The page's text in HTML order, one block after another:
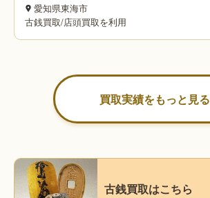
愛知県東海市
古銭買取/店頭買取を利用
買取実績をもっと見る
古銭買取はこちら